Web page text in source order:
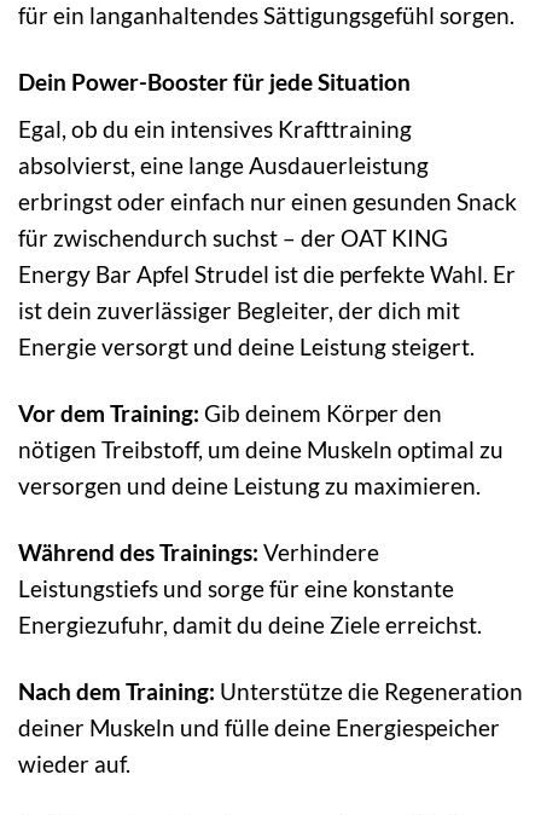
für ein langanhaltendes Sättigungsgefühl sorgen.
Dein Power-Booster für jede Situation
Egal, ob du ein intensives Krafttraining
absolvierst, eine lange Ausdauerleistung
erbringst oder einfach nur einen gesunden Snack
für zwischendurch suchst – der OAT KING
Energy Bar Apfel Strudel ist die perfekte Wahl. Er
ist dein zuverlässiger Begleiter, der dich mit
Energie versorgt und deine Leistung steigert.
Vor dem Training: Gib deinem Körper den
nötigen Treibstoff, um deine Muskeln optimal zu
versorgen und deine Leistung zu maximieren.
Während des Trainings: Verhindere
Leistungstiefs und sorge für eine konstante
Energiezufuhr, damit du deine Ziele erreichst.
Nach dem Training: Unterstütze die Regeneration
deiner Muskeln und fülle deine Energiespeicher
wieder auf.